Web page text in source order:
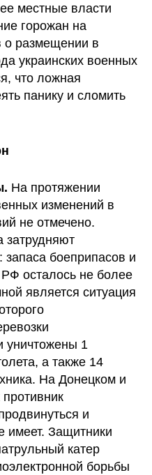
местные власти
горожан на
о размещении в
украинских военных
что ложная
панику и сломить
На протяжении
изменений в
не отмечено.
затрудняют
запаса боеприпасов и
осталось не более
является ситуация
уничтожены 1
а также 14
На Донецком и
и
имеет. Защитники
катер
борьбы